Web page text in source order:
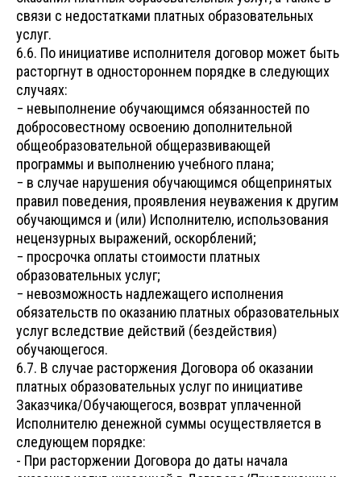
связи с недостатками платных образовательных
услуг.
6.6. По инициативе исполнителя договор может быть
расторгнут в одностороннем порядке в следующих
случаях:
− невыполнение обучающимся обязанностей по
добросовестному освоению дополнительной
общеобразовательной общеразвивающей
программы и выполнению учебного плана;
− в случае нарушения обучающимся общепринятых
правил поведения, проявления неуважения к другим
обучающимся и (или) Исполнителю, использования
нецензурных выражений, оскорблений;
− просрочка оплаты стоимости платных
образовательных услуг;
− невозможность надлежащего исполнения
обязательств по оказанию платных образовательных
услуг вследствие действий (бездействия)
обучающегося.
6.7. В случае расторжения Договора об оказании
платных образовательных услуг по инициативе
Заказчика/Обучающегося, возврат уплаченной
Исполнителю денежной суммы осуществляется в
следующем порядке:
- При расторжении Договора до даты начала